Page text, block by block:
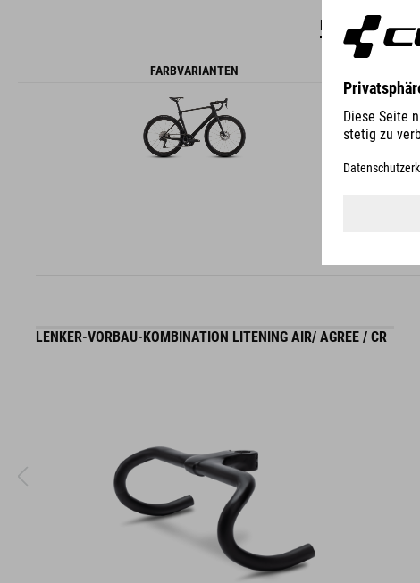
DETAILS
FARBVARIANTEN
LENKER-VORBAU-KOMBINATION LITENING AIR/ AGREE / CR